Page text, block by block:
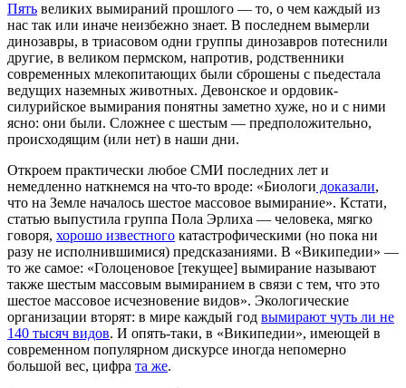
Пять великих вымираний прошлого — то, о чем каждый из
нас так или иначе неизбежно знает. В последнем вымерли
динозавры, в триасовом одни группы динозавров потеснили
другие, в великом пермском, напротив, родственники
современных млекопитающих были сброшены с пьедестала
ведущих наземных животных. Девонское и ордовик-
силурийское вымирания понятны заметно хуже, но и с ними
ясно: они были. Сложнее с шестым — предположительно,
происходящим (или нет) в наши дни.
Откроем практически любое СМИ последних лет и
немедленно наткнемся на что-то вроде: «Биологи доказали,
что на Земле началось шестое массовое вымирание». Кстати,
статью выпустила группа Пола Эрлиха — человека, мягко
говоря, хорошо известного катастрофическими (но пока ни
разу не исполнившимися) предсказаниями. В «Википедии» —
то же самое: «Голоценовое [текущее] вымирание называют
также шестым массовым вымиранием в связи с тем, что это
шестое массовое исчезновение видов». Экологические
организации вторят: в мире каждый год вымирают чуть ли не
140 тысяч видов. И опять-таки, в «Википедии», имеющей в
современном популярном дискурсе иногда непомерно
большой вес, цифра та же.